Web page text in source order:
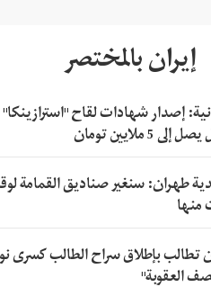
إيران بالمختصر
إصدار شهادات لقاح "استرازينكا"
ملايين تومان
طهران: سنغير صناديق القمامة
منها
تطالب بإطلاق سراح الطالب كسرى
العقوبة"